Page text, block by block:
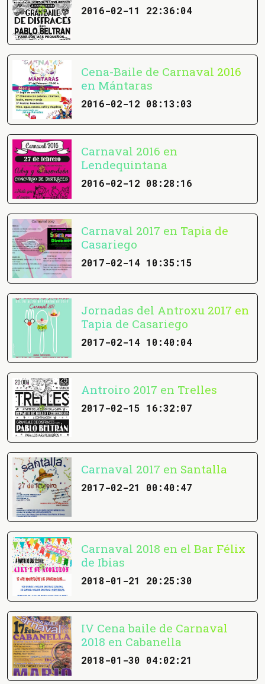
2016-02-11 22:36:04
Cena-Baile de Carnaval 2016
en Mántaras
2016-02-12 08:13:03
Carnaval 2016 en
Lendequintana
2016-02-12 08:28:16
Carnaval 2017 en Tapia de
Casariego
2017-02-14 10:35:15
Jornadas del Antroxu 2017 en
Tapia de Casariego
2017-02-14 10:40:04
Antroiro 2017 en Trelles
2017-02-15 16:32:07
Carnaval 2017 en Santalla
2017-02-21 00:40:47
Carnaval 2018 en el Bar Félix
de Ibias
2018-01-21 20:25:30
IV Cena baile de Carnaval
2018 en Cabanella
2018-01-30 04:02:21